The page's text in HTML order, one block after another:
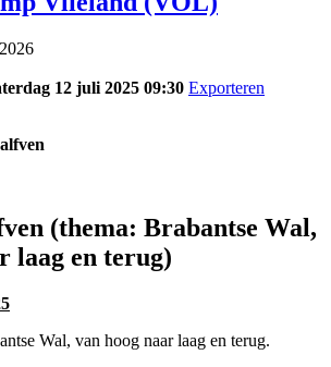
12 juli 2025 09:30 Exporteren
(thema: Brabantse Wal,
laag en terug)
Wal, van hoog naar laag en terug.